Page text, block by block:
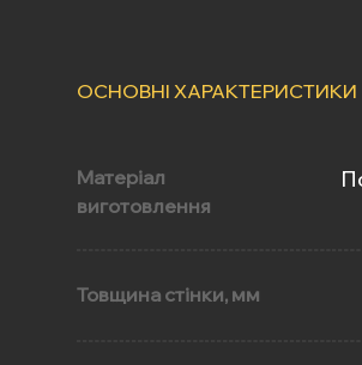
ОСНОВНІ ХАРАКТЕРИСТИКИ
Матеріал
виготовлення
Товщина стінки, мм